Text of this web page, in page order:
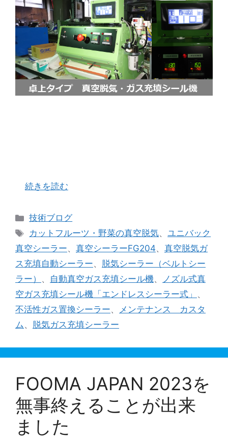
続きを読む
カ
テ
リ
ー
技術ブログ
タ
グ
カットフルーツ・野菜の真空脱気、ユニバック
真空シーラー、 真空シーラーFG204、 真空脱気ガ
ス充填自動シーラー、 脱気シーラー（ベルトシー
ラー） 、 自動真空ガス充填シール機、
ノズル式真
空ガス充填シール機「エンドレスシーラー式」 、
不活性ガス置換シーラー、 メンテナンス カスタ
ム、 脱気ガス充填シーラー
FOOMA JAPAN 2023を
無事終えることが出来
ました